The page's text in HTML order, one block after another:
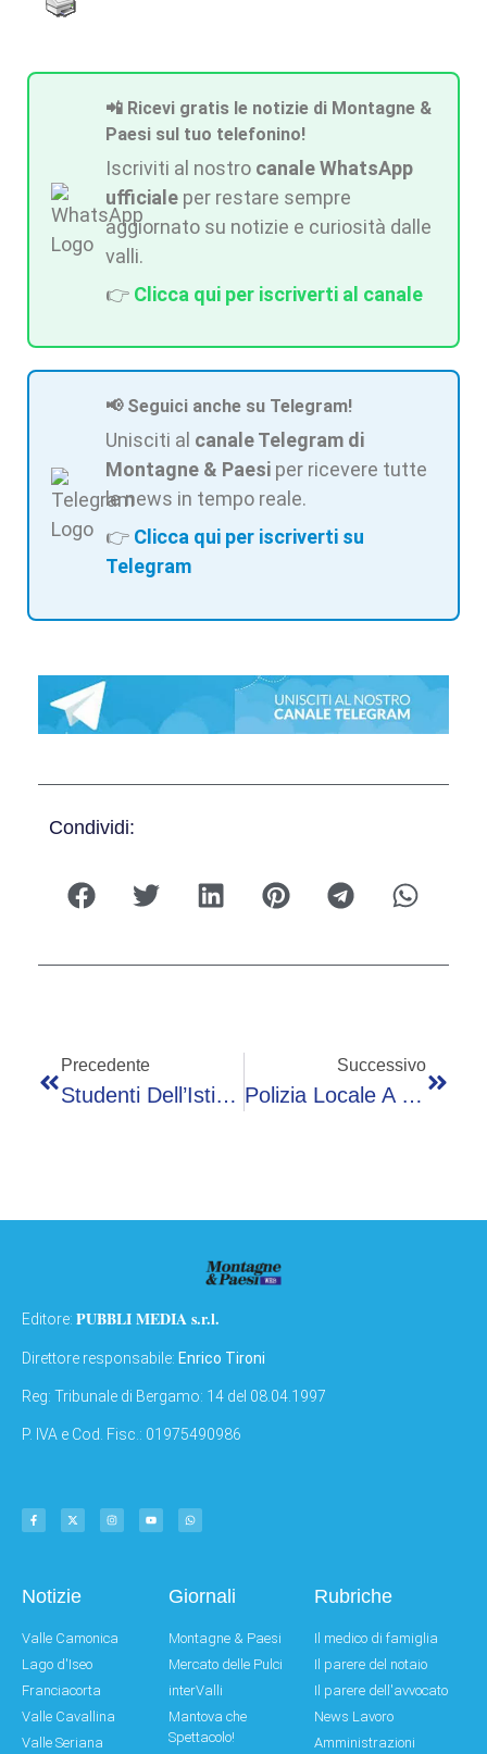
📲 Ricevi gratis le notizie di Montagne &
Paesi sul tuo telefonino!
Iscriviti al nostro canale WhatsApp
ufficiale per restare sempre
aggiornato su notizie e curiosità dalle
valli.
👉 Clicca qui per iscriverti al canale
📢 Seguici anche su Telegram!
Unisciti al canale Telegram di
Montagne & Paesi per ricevere tutte
le news in tempo reale.
👉 Clicca qui per iscriverti su
Telegram
Condividi:
Precedente
Studenti Dell’Istituto Alberghiero E Orto Botanico Uniti Per La Sfida Della Sostenibilità
Successivo
Polizia Locale A Scuola Per Contrastare Le Teste Di Legno
Editore: PUBBLI MEDIA s.r.l.
Direttore responsabile: Enrico Tironi
Reg: Tribunale di Bergamo: 14 del 08.04.1997
P. IVA e Cod. Fisc.: 01975490986
Notizie
Valle Camonica
Lago d'Iseo
Franciacorta
Valle Cavallina
Valle Seriana
Giornali
Montagne & Paesi
Mercato delle Pulci
interValli
Mantova che
Spettacolo!
Rubriche
Il medico di famiglia
Il parere del notaio
Il parere dell'avvocato
News Lavoro
Amministrazioni